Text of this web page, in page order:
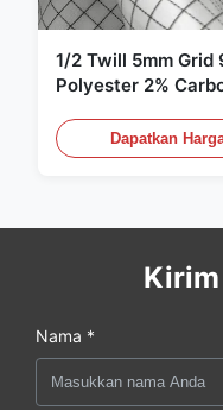
1/2 Twill 5mm Grid
Polyester 2%
Dapatkan
Nama *